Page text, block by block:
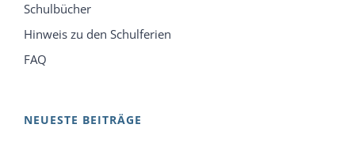
Schulbücher
Hinweis zu den Schulferien
FAQ
NEUESTE BEITRÄGE